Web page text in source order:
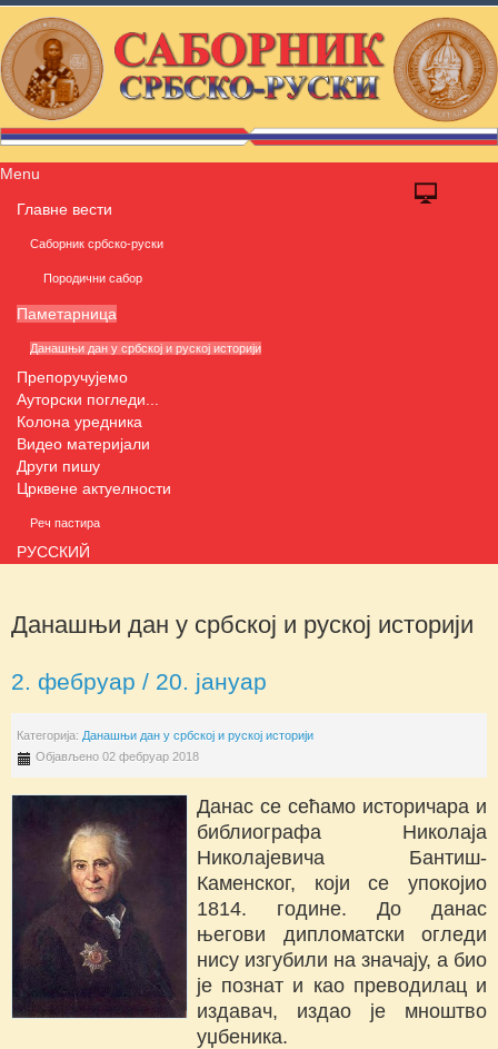
Menu
Главне вести
Саборник србско-руски
Породични сабор
Паметарница
Данашњи дан у србској и руској историји
Препоручујемо
Ауторски погледи...
Колона уредника
Видео материјали
Други пишу
Црквене актуелности
Реч пастира
РУССКИЙ
Данашњи дан у србској и руској историји
2. фебруар / 20. јануар
Категорија: Данашњи дан у србској и руској историји
Објављено 02 фебруар 2018
Данас се сећамо историчара и
библиографа Николаја
Николајевича Бантиш-
Каменског, који се упокојио
1814. године. До данас
његови дипломатски огледи
нису изгубили на значају, а био
је познат и као преводилац и
издавач, издао је мноштво
уџбеника.